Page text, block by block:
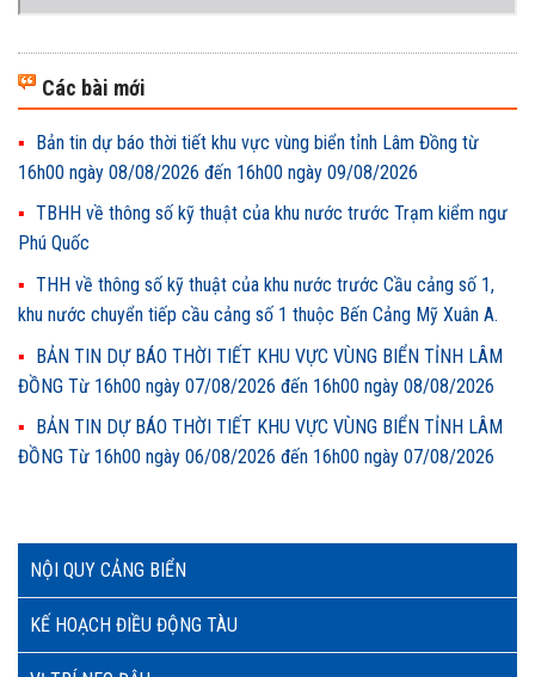
NỘI QUY CẢNG BIỂN
KẾ HOẠCH ĐIỀU ĐỘNG TÀU
Các bài mới
Bản tin dự báo thời tiết khu vực vùng biển tỉnh Lâm Đồng từ
16h00 ngày 08/08/2026 đến 16h00 ngày 09/08/2026
TBHH về thông số kỹ thuật của khu nước trước Trạm kiểm ngư
Phú Quốc
THH về thông số kỹ thuật của khu nước trước Cầu cảng số 1,
khu nước chuyển tiếp cầu cảng số 1 thuộc Bến Cảng Mỹ Xuân A.
BẢN TIN DỰ BÁO THỜI TIẾT KHU VỰC VÙNG BIỂN TỈNH LÂM
ĐỒNG Từ 16h00 ngày 07/08/2026 đến 16h00 ngày 08/08/2026
BẢN TIN DỰ BÁO THỜI TIẾT KHU VỰC VÙNG BIỂN TỈNH LÂM
ĐỒNG Từ 16h00 ngày 06/08/2026 đến 16h00 ngày 07/08/2026